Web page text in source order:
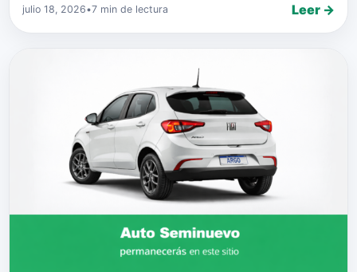
julio 18, 2026•7 min de lectura Leer →